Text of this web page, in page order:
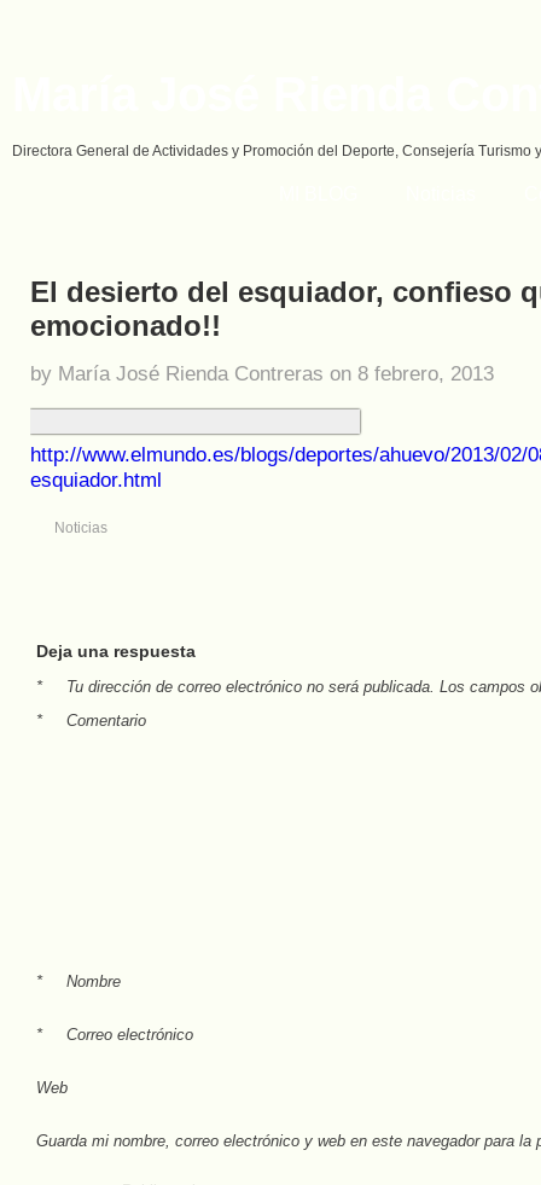
Directora General de Actividades y Promoción del Deporte, Consejería Turismo
El desierto del esquiador, confieso
emocionado!!
by María José Rienda Contreras on 8 febrero, 2013
http://www.elmundo.es/blogs/deportes/ahuevo/2013/02/
esquiador.html
Noticias
Deja una respuesta
Tu dirección de correo electrónico no será publicada. Los campos
*
Comentario
*
Nombre
*
Correo electrónico
*
Web
Guarda mi nombre, correo electrónico y web en este navegador para la